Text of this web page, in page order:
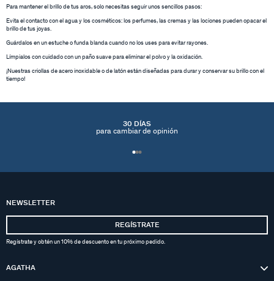
Para mantener el brillo de tus aros, solo necesitas seguir unos sencillos pasos:
Evita el contacto con el agua y los cosméticos: los perfumes, las cremas y las lociones pueden opacar el
brillo de tus joyas.
Guárdalos en un estuche o funda blanda cuando no los uses para evitar rayones.
Límpialos con cuidado con un paño suave para eliminar el polvo y la oxidación.
¡Nuestras criollas de acero inoxidable o de latón están diseñadas para durar y conservar su brillo con el
tiempo!
30 DÍAS
para cambiar de opinión
NEWSLETTER
REGÍSTRATE
Regístrate y obtén un 10% de descuento en tu próximo pedido.
AGATHA